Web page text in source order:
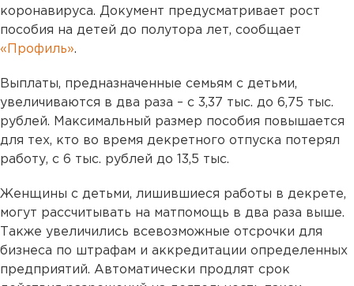
коронавируса. Документ предусматривает рост
пособия на детей до полутора лет, сообщает
«Профиль».
Выплаты, предназначенные семьям с детьми,
увеличиваются в два раза – с 3,37 тыс. до 6,75 тыс.
рублей. Максимальный размер пособия повышается
для тех, кто во время декретного отпуска потерял
работу, с 6 тыс. рублей до 13,5 тыс.
Женщины с детьми, лишившиеся работы в декрете,
могут рассчитывать на матпомощь в два раза выше.
Также увеличились всевозможные отсрочки для
бизнеса по штрафам и аккредитации определенных
предприятий. Автоматически продлят срок